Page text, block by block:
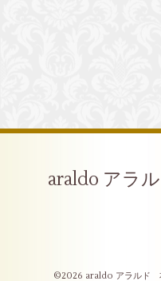
araldo アラ
©2026 araldo アラルド